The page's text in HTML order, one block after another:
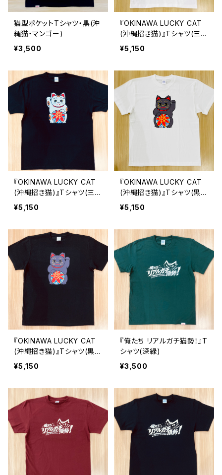
猫型ポケットTシャツ・黒(沖
縄猫・マンゴー)
¥3,500
『OKINAWA LUCKY CAT
(沖縄招き猫)』Tシャツ(三毛
猫・白T)
¥5,150
『OKINAWA LUCKY CAT
(沖縄招き猫)』Tシャツ(三毛
猫・黒T)
¥5,150
『OKINAWA LUCKY CAT
(沖縄招き猫)』Tシャツ(黒
猫・白T)
¥5,150
『OKINAWA LUCKY CAT
(沖縄招き猫)』Tシャツ(黒
猫・黒T)
¥5,150
『俺たち リアルガチ猫勢！』T
シャツ(深緑)
¥3,500